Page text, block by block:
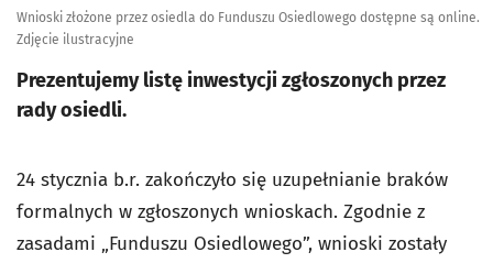
Wnioski złożone przez osiedla do Funduszu Osiedlowego dostępne są online.
Zdjęcie ilustracyjne
Prezentujemy listę inwestycji zgłoszonych przez
rady osiedli.
24 stycznia b.r. zakończyło się uzupełnianie braków
formalnych w zgłoszonych wnioskach. Zgodnie z
zasadami „Funduszu Osiedlowego”, wnioski zostały